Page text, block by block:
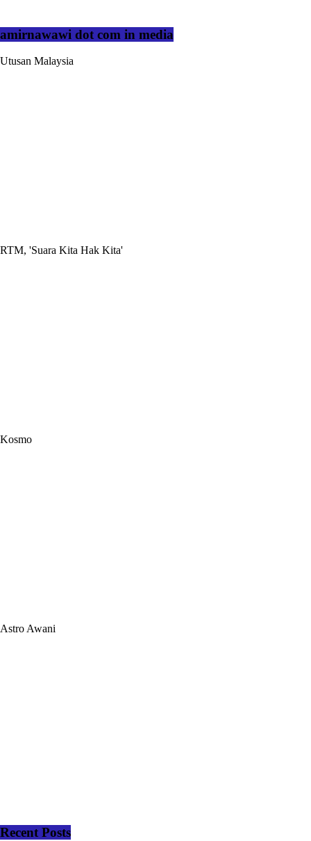
amirnawawi dot com in media
Utusan Malaysia
RTM, 'Suara Kita Hak Kita'
Kosmo
Astro Awani
Recent Posts